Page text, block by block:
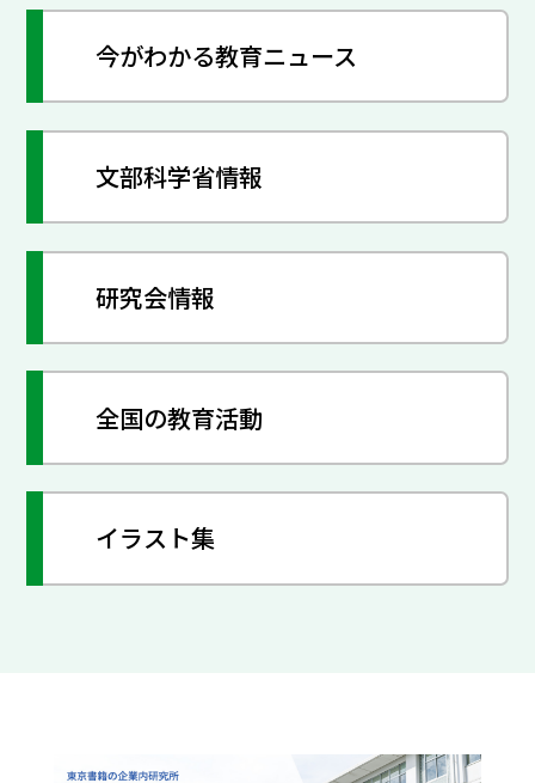
今がわかる教育ニュース
文部科学省情報
研究会情報
全国の教育活動
イラスト集